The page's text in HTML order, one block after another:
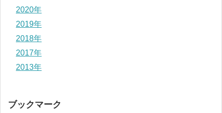
2020年
2019年
2018年
2017年
2013年
ブックマーク